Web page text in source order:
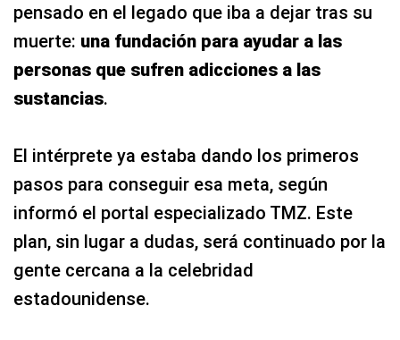
pensado en el legado que iba a dejar tras su
muerte: una fundación para ayudar a las
personas que sufren adicciones a las
sustancias.
El intérprete ya estaba dando los primeros
pasos para conseguir esa meta, según
informó el portal especializado TMZ. Este
plan, sin lugar a dudas, será continuado por la
gente cercana a la celebridad
estadounidense.